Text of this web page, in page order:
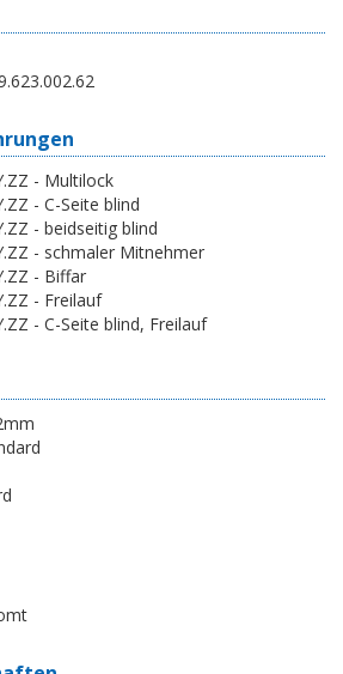
- Multilock
- C-Seite blind
- beidseitig blind
- schmaler Mitnehmer
- Biffar
- Freilauf
- C-Seite blind, Freilauf